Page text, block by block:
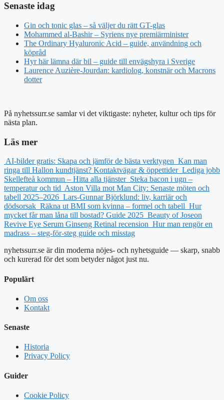
Senaste idag
Gin och tonic glas – så väljer du rätt GT-glas
Mohammed al-Bashir – Syriens nye premiärminister
The Ordinary Hyaluronic Acid – guide, användning och
köpråd
Hyr här lämna där bil – guide till envägshyra i Sverige
Laurence Auzière-Jourdan: kardiolog, konstnär och Macrons
dotter
På nyhetssurr.se samlar vi det viktigaste: nyheter, kultur och tips för
nästa plan.
Läs mer
AI-bilder gratis: Skapa och jämför de bästa verktygen Kan man
ringa till Hallon kundtjänst? Kontaktvägar & öppettider Lediga jobb
Skellefteå kommun – Hitta alla tjänster Steka bacon i ugn –
temperatur och tid Aston Villa mot Man City: Senaste möten och
tabell 2025–2026 Lars-Gunnar Björklund: liv, karriär och
dödsorsak Räkna ut BMI som kvinna – formel och tabell Hur
mycket får man låna till bostad? Guide 2025 Beauty of Joseon
Revive Eye Serum Ginseng Retinal recension Hur man rengör en
madrass – steg-för-steg guide och misstag
nyhetssurr.se är din moderna nöjes- och nyhetsguide — skarp, snabb
och kurerad för det som betyder något just nu.
Populärt
Om oss
Kontakt
Senaste
Historia
Privacy Policy
Guider
Cookie Policy